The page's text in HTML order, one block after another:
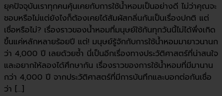
ยุคปัจจุบันเราทุกคนคุ้นเคยกับการใช้น้ำหอมเป็นอย่างดี ไม่ว่าคุณจะ
ชอบหรือไม่แต่ยังไงก็ต้องเคยได้สัมผัสกลิ่นกันเป็นเรื่องปกติ แต่
เชื่อหรือไม่? เรื่องราวของน้ำหอมที่มนุษย์ใช้กันทุกวันนี้ไม่ได้พึ่งเกิด
ขึ้นแค่หลักหลายร้อยปี แต่! มนุษย์รู้จักกับการใช้น้ำหอมมายาวนานก
ว่า 4,000 ปี เลยด้วยซ้ำ นี่เป็นอีกเรื่องทางประวัติศาสตร์ที่น่าสนใจ
และอยากให้ลองได้ศึกษากัน เรื่องราวของการใช้น้ำหอมที่มีมานาน
กว่า 4,000 ปี จากประวัติศาสตร์ที่มีการบันทึกและบอกต่อกันเชื่อ
ว่า [...]